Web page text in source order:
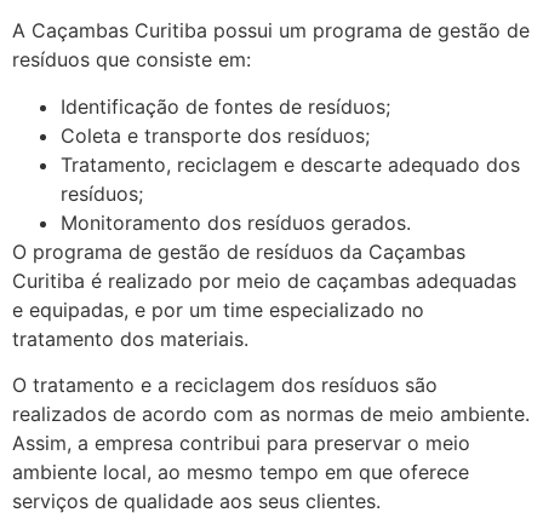
A Caçambas Curitiba possui um programa de gestão de
resíduos que consiste em:
Identificação de fontes de resíduos;
Coleta e transporte dos resíduos;
Tratamento, reciclagem e descarte adequado dos
resíduos;
Monitoramento dos resíduos gerados.
O programa de gestão de resíduos da Caçambas
Curitiba é realizado por meio de caçambas adequadas
e equipadas, e por um time especializado no
tratamento dos materiais.
O tratamento e a reciclagem dos resíduos são
realizados de acordo com as normas de meio ambiente.
Assim, a empresa contribui para preservar o meio
ambiente local, ao mesmo tempo em que oferece
serviços de qualidade aos seus clientes.